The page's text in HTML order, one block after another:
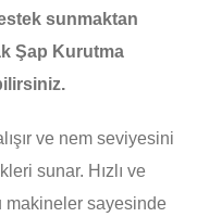
sunmaktan
Şap Kurutma
ve nem seviyesini
sunar. Hızlı ve
makineler sayesinde